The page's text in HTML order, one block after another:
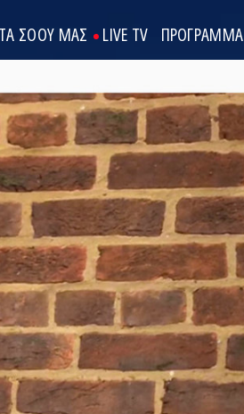
ΤΑ ΣΟΟΥ ΜΑΣ LIVE TV ΠΡΟΓΡΑΜΜΑ